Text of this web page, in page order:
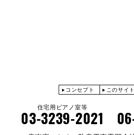
コンセプト このサイ
住宅用ピアノ室等
03-3239-2021